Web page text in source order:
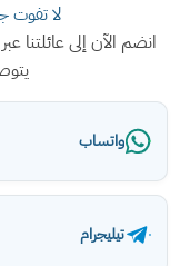
لا تفوت
انضم الآن إلى عائلتنا
واتساب
تيليجرام